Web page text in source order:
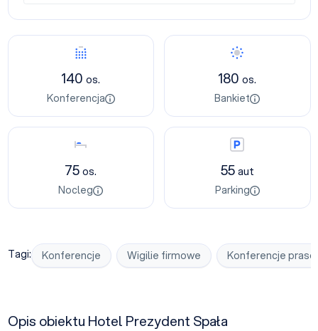
Konferencja
140os.
Konferencja
Bankiet
180os.
Bankiet
Nocleg
75os.
Nocleg
Parking
55aut
Parking
Tagi: Konferencje Wigilie firmowe Konferencje
Opis obiektu Hotel Prezydent Spała